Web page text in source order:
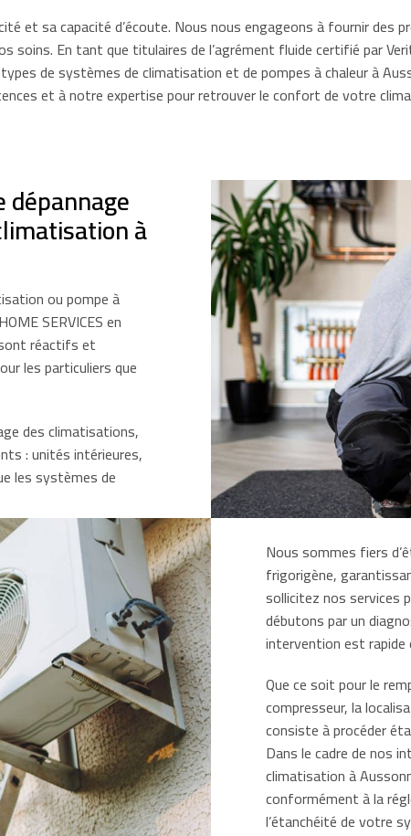
et sa capacité d’écoute. Nous nous engageons à fournir
soins. En tant que titulaires de l’agrément fluide certifié par
de systèmes de climatisation et de pompes à chaleur à
et à notre expertise pour retrouver le confort de votre
dépannage
à
ou pompe à
SERVICES en
réactifs et
les particuliers que
des climatisations,
: unités intérieures,
les systèmes de
Nous sommes fiers
frigorigène,
sollicitez nos services
débutons par un
intervention est
Que ce soit pour le
compresseur, la
consiste à procéder
Dans le cadre de nos
climatisation à
conformément à la
l’étanchéité de votre